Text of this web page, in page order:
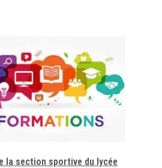
la section sportive du lycée